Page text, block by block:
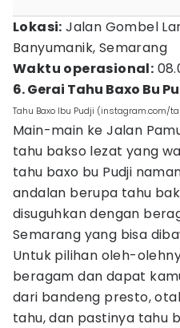
Lokasi: Jalan Gombel
Banyumanik, Semarang
Waktu operasional:
6. Gerai Tahu Baxo Bu
Tahu Baxo Ibu Pudji (instagram.com/
Main-main ke Jalan
tahu bakso lezat yang
tahu baxo bu Pudji
andalan berupa tahu
disuguhkan dengan
Semarang yang bisa
Untuk pilihan oleh-
beragam dan dapat
dari bandeng presto,
tahu, dan pastinya tahu